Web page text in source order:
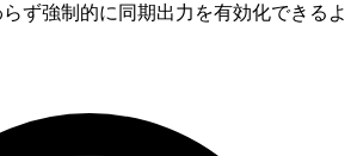
ず強制的に同期出力を有効化できるよ